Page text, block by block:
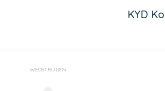
KYD
WEDSTRIJDEN